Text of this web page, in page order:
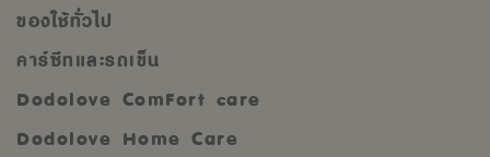
ของใช้ทั่วไป
คาร์ซีทและรถเข็น
Dodolove ComFort care
Dodolove Home Care